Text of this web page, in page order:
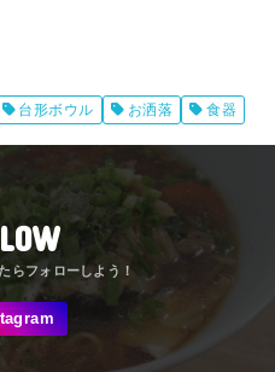
台形ボウル お洒落 食器